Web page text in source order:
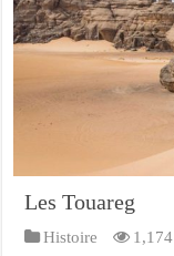
Les Touareg
Histoire 1,174